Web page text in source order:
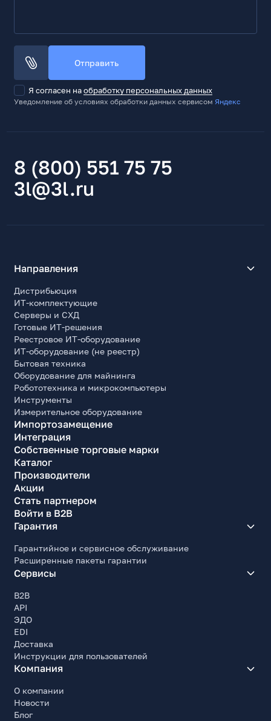
Мультимедиа
Встроенные динамики
Да
Мощность одного динамика, Вт
2
Общая мощность акуст.системы, Вт
2.0
Количество DisplayPort
2
Версия DisplayPort/mini-DisplayPort
1.4
Аудиовыход / Разъем для наушников
Да
Кол-во аудиовыходов / разъемов для наушников
1
Эргономика
Регулировка высоты
Да
Диапазон регулировки высоты, мм
135
Наклон экрана (Tilt)
Диапазон наклона по вертикали (Tilt), град.
-5~+15
Поворот по горизонтали (Swivel)
Да
Портретный режим (Pivot)
Поворот в портретный режим (Pivot), град.
90
Установка монитора
на подставке/крепление к стене
Отправить
Я согласен наобработку персональных данных
Уведомление об условиях обработки данных сервисом Яндекс
8 (800) 551 75 75
3l@3l.ru
Направления
Дистрибьюция
ИТ-комплектующие
Серверы и СХД
Готовые ИТ-решения
Реестровое ИТ-оборудование
ИТ-оборудование (не реестр)
Бытовая техника
Оборудование для майнинга
Робототехника и микрокомпьютеры
Инструменты
Измерительное оборудование
Импортозамещение
Интеграция
Собственные торговые марки
Каталог
Производители
Акции
Стать партнером
Войти в B2B
Гарантия
Гарантийное и сервисное обслуживание
Расширенные пакеты гарантии
Сервисы
B2B
API
ЭДО
EDI
Доставка
Инструкции для пользователей
Компания
О компании
Новости
Блог